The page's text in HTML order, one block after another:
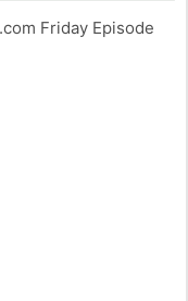
Friday Episode